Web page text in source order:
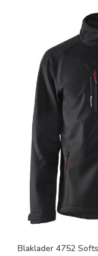
Blaklader 4752